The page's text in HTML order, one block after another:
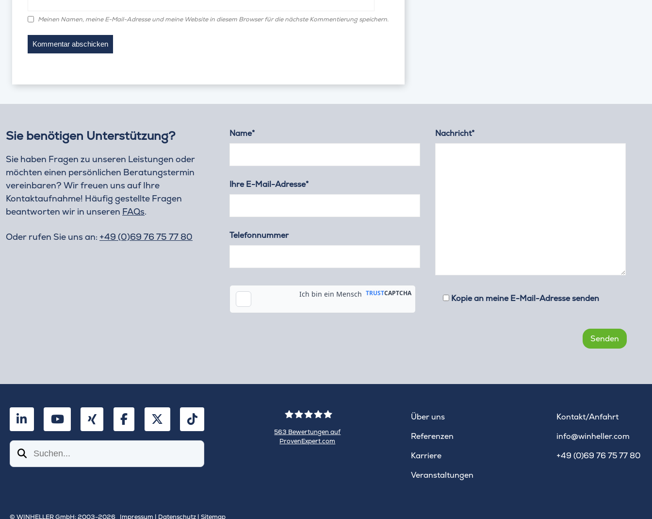
Meinen Namen, meine E-Mail-Adresse und meine Website in diesem Browser für die nächste Kommentierung speichern.
Sie benötigen Unterstützung?
Sie haben Fragen zu unseren Leistungen oder
möchten einen persönlichen Beratungstermin
vereinbaren? Wir freuen uns auf Ihre
Kontaktaufnahme! Häufig gestellte Fragen
beantworten wir in unseren FAQs.
Oder rufen Sie uns an: +49 (0)69 76 75 77 80
Name*
Ihre E-Mail-Adresse*
Telefonnummer
Nachricht*
Kopie an meine E-Mail-Adresse senden
LinkedInYouTubeXing FacebookTwitterTikTok
Suchen
WINHELLER
563 Bewertungen auf
ProvenExpert.com
Über uns
Referenzen
Karriere
Veranstaltungen
Kontakt/Anfahrt
info@winheller.com
+49 (0)69 76 75 77 80
© WINHELLER GmbH: 2003-2026 Impressum | Datenschutz | Sitemap